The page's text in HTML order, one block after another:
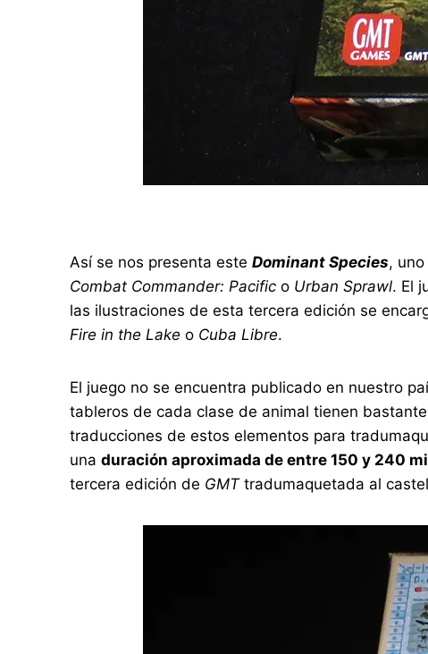
Así se nos presenta esteDominant Species,
Combat Commander: Pacific o Urban Sprawl. El
las ilustraciones de esta tercera edición se
Fire in the Lake o Cuba Libre.
El juego no se encuentra publicado en nuestro
tableros de cada clase de animal tienen
traducciones de estos elementos para
unaduración aproximada de entre 150 y 240
tercera edición de GMTtradumaquetada al